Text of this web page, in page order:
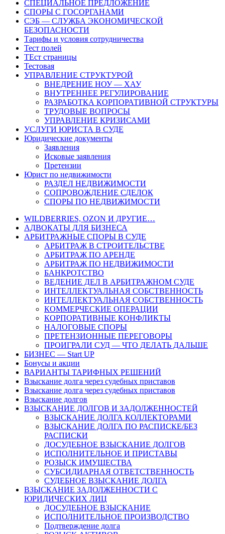
СПЕЦИАЛЬНОЕ ПРЕДЛОЖЕНИЕ
СПОРЫ С ГОСОРГАНАМИ
СЭБ — СЛУЖБА ЭКОНОМИЧЕСКОЙ
БЕЗОПАСНОСТИ
Тарифы и условия сотрудничества
Тест полей
ТЕст страницы
Тестовая
УПРАВЛЕНИЕ СТРУКТУРОЙ
ВНЕДРЕНИЕ НОУ — ХАУ
ВНУТРЕННЕЕ РЕГУЛИРОВАНИЕ
РАЗРАБОТКА КОРПОРАТИВНОЙ СТРУКТУРЫ
ТРУДОВЫЕ ВОПРОСЫ
УПРАВЛЕНИЕ КРИЗИСАМИ
УСЛУГИ ЮРИСТА В СУДЕ
Юридические документы
Заявления
Исковые заявления
Претензии
Юрист по недвижимости
РАЗДЕЛ НЕДВИЖИМОСТИ
СОПРОВОЖДЕНИЕ СДЕЛОК
СПОРЫ ПО НЕДВИЖИМОСТИ
WILDBERRIES, OZON И ДРУГИЕ…
АДВОКАТЫ ДЛЯ БИЗНЕСА
АРБИТРАЖНЫЕ СПОРЫ В СУДЕ
АРБИТРАЖ В СТРОИТЕЛЬСТВЕ
АРБИТРАЖ ПО АРЕНДЕ
АРБИТРАЖ ПО НЕДВИЖИМОСТИ
БАНКРОТСТВО
ВЕДЕНИЕ ДЕЛ В АРБИТРАЖНОМ СУДЕ
ИНТЕЛЛЕКТУАЛЬНАЯ СОБСТВЕННОСТЬ
ИНТЕЛЛЕКТУАЛЬНАЯ СОБСТВЕННОСТЬ
КОММЕРЧЕСКИЕ ОПЕРАЦИИ
КОРПОРАТИВНЫЕ КОНФЛИКТЫ
НАЛОГОВЫЕ СПОРЫ
ПРЕТЕНЗИОННЫЕ ПЕРЕГОВОРЫ
ПРОИГРАЛИ СУД — ЧТО ДЕЛАТЬ ДАЛЬШЕ
БИЗНЕС — Start UP
Бонусы и акции
ВАРИАНТЫ ТАРИФНЫХ РЕШЕНИЙ
Взыскание долга через судебных приставов
Взыскание долга через судебных приставов
Взыскание долгов
ВЗЫСКАНИЕ ДОЛГОВ И ЗАДОЛЖЕННОСТЕЙ
ВЗЫСКАНИЕ ДОЛГА КОЛЛЕКТОРАМИ
ВЗЫСКАНИЕ ДОЛГА ПО РАСПИСКЕ/БЕЗ
РАСПИСКИ
ДОСУДЕБНОЕ ВЗЫСКАНИЕ ДОЛГОВ
ИСПОЛНИТЕЛЬНОЕ И ПРИСТАВЫ
РОЗЫСК ИМУЩЕСТВА
СУБСИДИАРНАЯ ОТВЕТСТВЕННОСТЬ
СУДЕБНОЕ ВЗЫСКАНИЕ ДОЛГА
ВЗЫСКАНИЕ ЗАДОЛЖЕННОСТИ С
ЮРИДИЧЕСКИХ ЛИЦ
ДОСУДЕБНОЕ ВЗЫСКАНИЕ
ИСПОЛНИТЕЛЬНОЕ ПРОИЗВОДСТВО
Подтверждение долга